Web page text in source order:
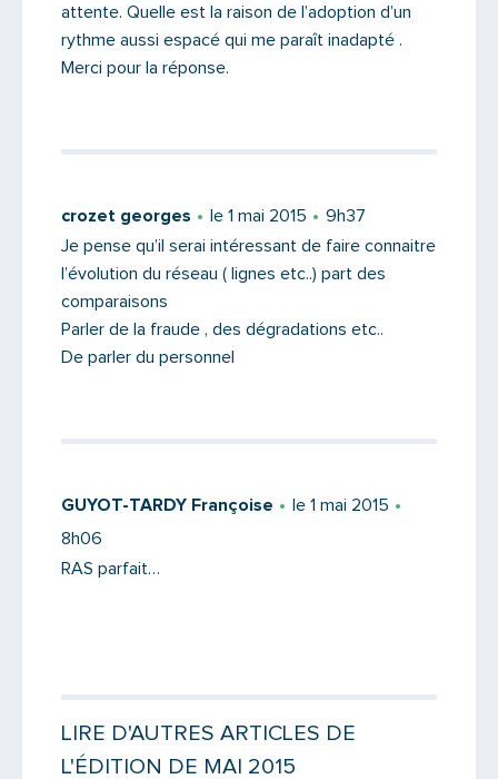
attente. Quelle est la raison de l’adoption d’un
rythme aussi espacé qui me paraît inadapté .
Merci pour la réponse.
crozet georges le 1 mai 2015
9h37
Je pense qu’il serai intéressant de faire connaitre
l’évolution du réseau ( lignes etc..) part des
comparaisons
Parler de la fraude , des dégradations etc..
De parler du personnel
GUYOT-TARDY Françoise
le 1 mai 2015
8h06
RAS parfait…
LIRE D'AUTRES ARTICLES DE
L'ÉDITION DE MAI 2015